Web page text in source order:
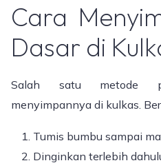
Cara
Dasar di
Salah satu metode
menyimpannya di kulkas.
Tumis bumbu sampai
Dinginkan terlebih